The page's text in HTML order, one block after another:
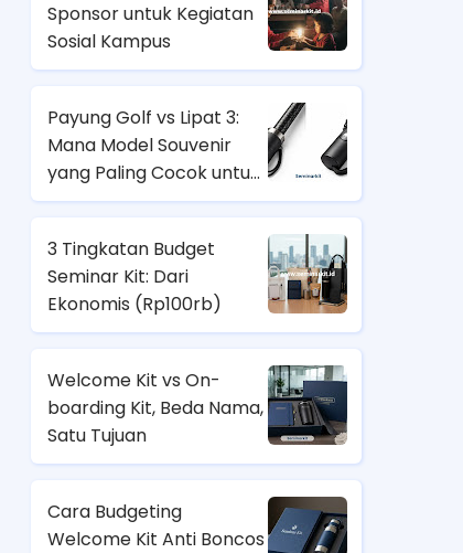
Sponsor untuk Kegiatan
Sosial Kampus
Payung Golf vs Lipat 3:
Mana Model Souvenir
yang Paling Cocok untuk
Nasabah Prioritas dan
3 Tingkatan Budget
Seminar Kit: Dari
Ekonomis (Rp100rb)
Welcome Kit vs On-
boarding Kit, Beda Nama,
Satu Tujuan
Cara Budgeting
Welcome Kit Anti Boncos